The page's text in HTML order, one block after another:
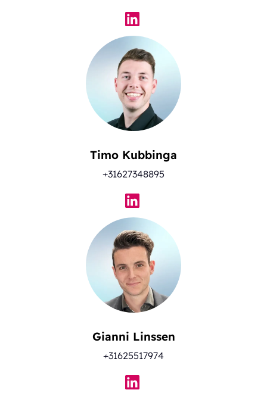
Timo Kubbinga
+31627348895
Gianni Linssen
+31625517974